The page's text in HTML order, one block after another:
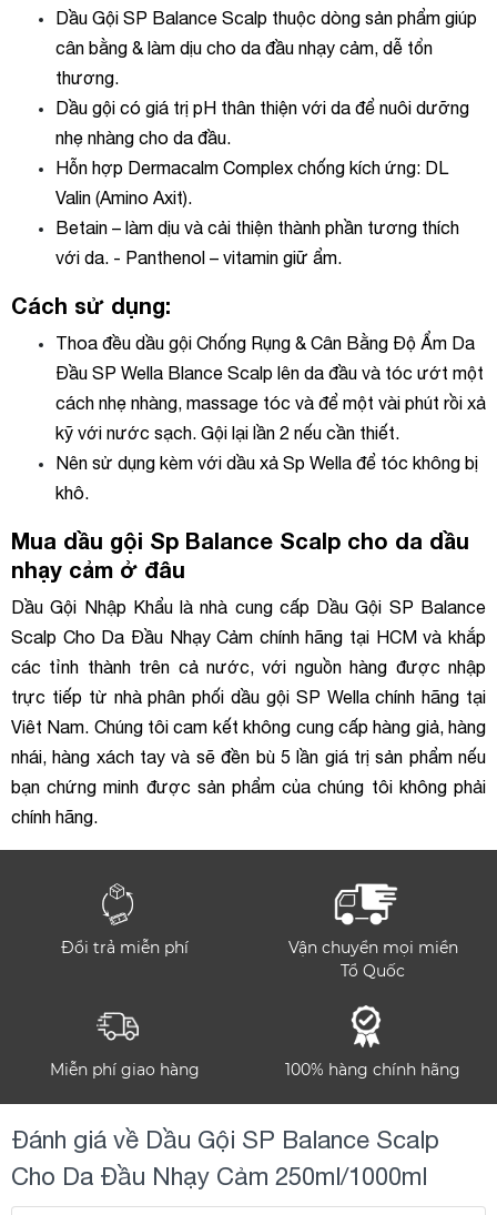
Dầu Gội SP Balance Scalp thuộc dòng sản phẩm giúp
cân bằng & làm dịu cho da đầu nhạy cảm, dễ tổn
thương.
Dầu gội có giá trị pH thân thiện với da để nuôi dưỡng
nhẹ nhàng cho da đầu.
Hỗn hợp Dermacalm Complex chống kích ứng: DL
Valin (Amino Axit).
Betain – làm dịu và cải thiện thành phần tương thích
với da. - Panthenol – vitamin giữ ẩm.
Cách sử dụng:
Thoa đều dầu gội Chống Rụng & Cân Bằng Độ Ẩm Da
Đầu SP Wella Blance Scalp lên da đầu và tóc ướt một
cách nhẹ nhàng, massage tóc và để một vài phút rồi xả
kỹ với nước sạch. Gội lại lần 2 nếu cần thiết.
Nên sử dụng kèm với dầu xả Sp Wella để tóc không bị
khô.
Mua dầu gội Sp Balance Scalp cho da dầu
nhạy cảm ở đâu
Dầu Gội Nhập Khẩu là nhà cung cấp Dầu Gội SP Balance
Scalp Cho Da Đầu Nhạy Cảm chính hãng tại HCM và khắp
các tỉnh thành trên cả nước, với nguồn hàng được nhập
trực tiếp từ nhà phân phối dầu gội SP Wella chính hãng tại
Viêt Nam. Chúng tôi cam kết không cung cấp hàng giả, hàng
nhái, hàng xách tay và sẽ đền bù 5 lần giá trị sản phẩm nếu
bạn chứng minh được sản phẩm của chúng tôi không phải
chính hãng.
Đổi trả miễn phí
Vận chuyển mọi miền
Tổ Quốc
Miễn phí giao hàng 100% hàng chính hãng
Đánh giá về Dầu Gội SP Balance Scalp
Cho Da Đầu Nhạy Cảm 250ml/1000ml